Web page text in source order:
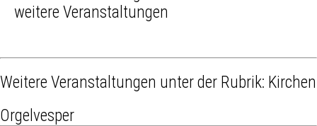
weitere Veranstaltungen
Weitere Veranstaltungen unter der Rubrik: Kirchen
Orgelvesper